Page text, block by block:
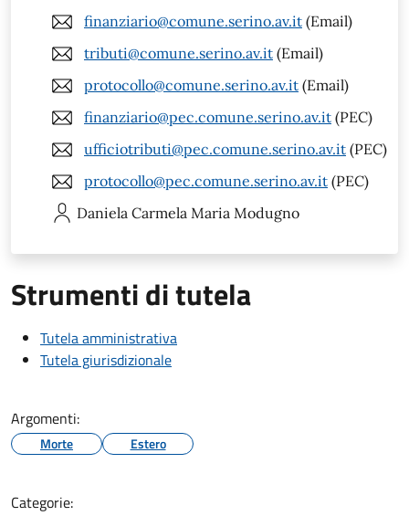
finanziario@comune.serino.av.it (Email)
tributi@comune.serino.av.it (Email)
protocollo@comune.serino.av.it (Email)
finanziario@pec.comune.serino.av.it (PEC)
ufficiotributi@pec.comune.serino.av.it (PEC)
protocollo@pec.comune.serino.av.it (PEC)
Daniela Carmela Maria Modugno
Strumenti di tutela
Tutela amministrativa
Tutela giurisdizionale
Argomenti:
Morte Estero
Categorie: